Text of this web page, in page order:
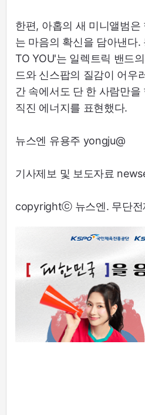
한편, 아홉의 새 미니앨범
는 마음의 확신을 담아낸다
TO YOU'는 일렉트릭 밴드
드와 신스팝의 질감이 어우
간 속에서도 단 한 사람만을
직진 에너지를 표현했다.
뉴스엔 유용주 yongju@
기사제보 및 보도자료
copyrightⓒ 뉴스엔. 무단전